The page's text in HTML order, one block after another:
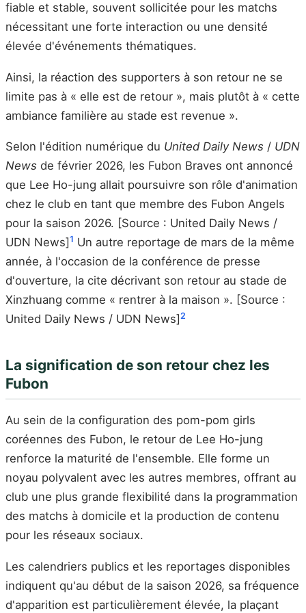
fiable et stable, souvent sollicitée pour les matchs
nécessitant une forte interaction ou une densité
élevée d'événements thématiques.
Ainsi, la réaction des supporters à son retour ne se
limite pas à « elle est de retour », mais plutôt à « cette
ambiance familière au stade est revenue ».
Selon l'édition numérique du United Daily News / UDN
News de février 2026, les Fubon Braves ont annoncé
que Lee Ho-jung allait poursuivre son rôle d'animation
chez le club en tant que membre des Fubon Angels
pour la saison 2026. [Source : United Daily News /
UDN News]1 Un autre reportage de mars de la même
année, à l'occasion de la conférence de presse
d'ouverture, la cite décrivant son retour au stade de
Xinzhuang comme « rentrer à la maison ». [Source :
United Daily News / UDN News]2
La signification de son retour chez les
Fubon
Au sein de la configuration des pom-pom girls
coréennes des Fubon, le retour de Lee Ho-jung
renforce la maturité de l'ensemble. Elle forme un
noyau polyvalent avec les autres membres, offrant au
club une plus grande flexibilité dans la programmation
des matchs à domicile et la production de contenu
pour les réseaux sociaux.
Les calendriers publics et les reportages disponibles
indiquent qu'au début de la saison 2026, sa fréquence
d'apparition est particulièrement élevée, la plaçant